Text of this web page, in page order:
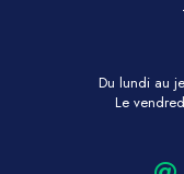
Du lundi au
Le